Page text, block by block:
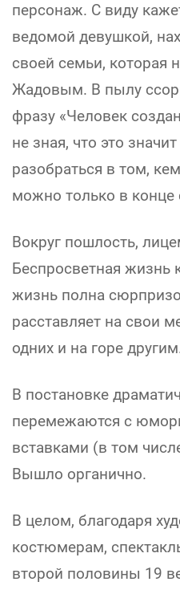
персонаж. С виду
ведомой девушкой,
своей семьи, которая
Жадовым. В пылу
фразу «Человек
не зная, что это
разобраться в том,
можно только в конце
Вокруг пошлость,
Беспросветная жизнь
жизнь полна
расставляет на свои
одних и на горе
В постановке
перемежаются с
вставками (в том
Вышло органично.
В целом, благодаря
костюмерам,
второй половины 19